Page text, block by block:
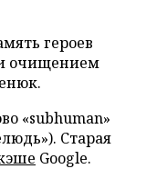
героев
очищением
«subhuman»
Старая
Google.